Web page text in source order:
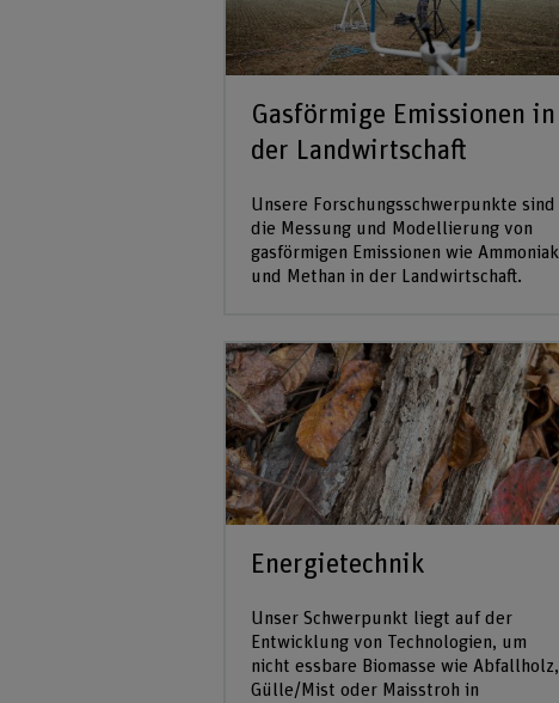
Gasförmige Emissionen in
der Landwirtschaft
Unsere Forschungsschwerpunkte sind
die Messung und Modellierung von
gasförmigen Emissionen wie Ammoniak
und Methan in der Landwirtschaft.
Energietechnik
Unser Schwerpunkt liegt auf der
Entwicklung von Technologien, um
nicht essbare Biomasse wie Abfallholz,
Gülle/Mist oder Maisstroh in